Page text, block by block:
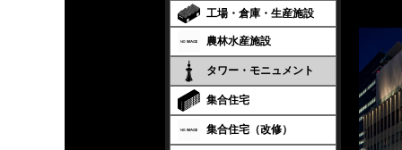
工場・倉庫・生産施設
農林水産施設
タワー・モニュメント
集合住宅
集合住宅（改修）